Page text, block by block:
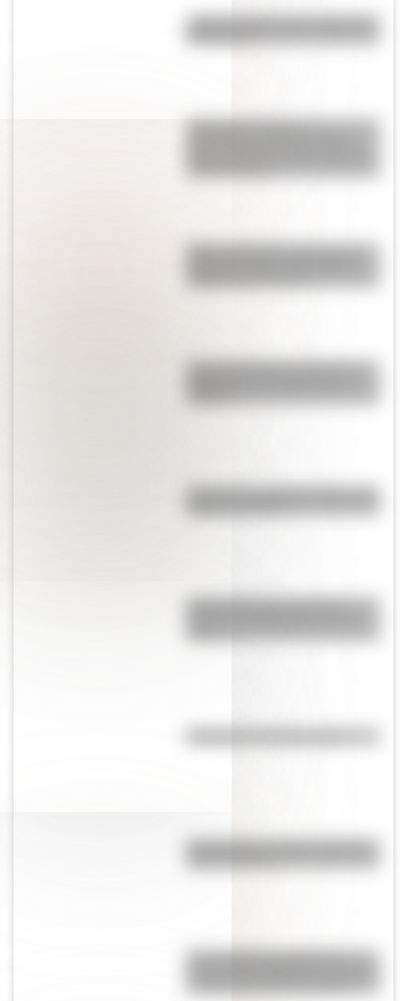
¿Sabías cómo fue la infancia de
¿Qué son las figuras
distintos tipos
Metro de Madrid: ¿por qué es
Cómo San Martín conformó el
Cruce de los Andes: 5 datos que
Efemérides: tres cosas que
Pila eléctrica: quién la inventó y
17 de agosto: actividades y